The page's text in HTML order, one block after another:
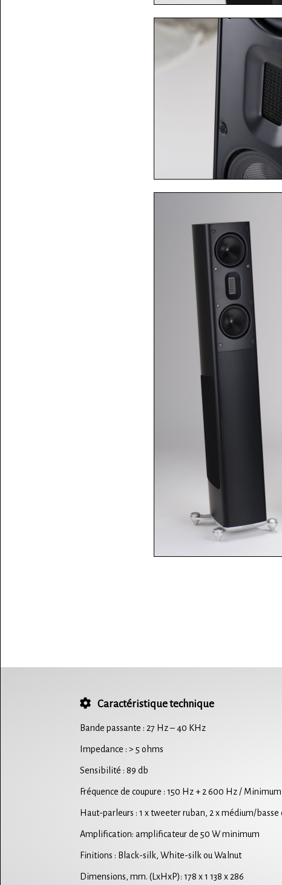
Caractéristique technique
Bande passante : 27 Hz – 40 KHz
Impedance : > 5 ohms
Sensibilité : 89 db
Fréquence de coupure : 150 Hz + 2 600 Hz /
Haut-parleurs : 1 x tweeter ruban, 2 x médium/basse
Amplification: amplificateur de 50 W minimum
Finitions : Black-silk, White-silk ou Walnut
Dimensions, mm. (LxHxP): 178 x 1 138 x 286